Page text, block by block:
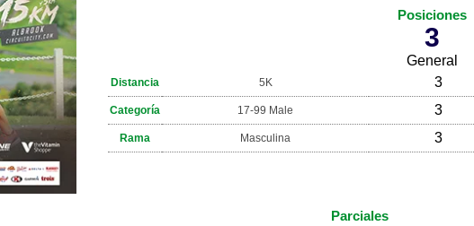
Posiciones
3
General
Distancia 5K 3
Categoría 17-99 Male 3
Rama Masculina 3
Parciales